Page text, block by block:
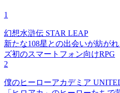
1
幻想水滸伝 STAR LEAP
新たな108星との出会いが紡が
ズ初のスマートフォン向けRPG
2
僕のヒーローアカデミア